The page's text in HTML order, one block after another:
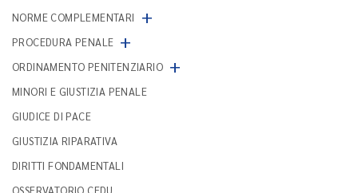
NORME COMPLEMENTARI
+
PROCEDURA PENALE +
ORDINAMENTO PENITENZIARIO +
MINORI E GIUSTIZIA PENALE
GIUDICE DI PACE
GIUSTIZIA RIPARATIVA
DIRITTI FONDAMENTALI
OSSERVATORIO CEDU